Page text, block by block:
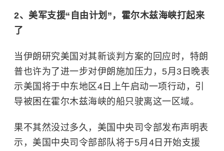
2、美军支援“自由计划”，霍尔木兹海峡打起来
了
当伊朗研究美国对其新谈判方案的回应时，特朗
普也许为了进一步对伊朗施加压力，5月3日晚表
示美国将于中东地区4日上午启动一项行动，引
导被困在霍尔木兹海峡的船只驶离这一区域。
果不其然没过多久，美国中央司令部发布声明表
示，美国中央司令部部队将于5月4日开始支援